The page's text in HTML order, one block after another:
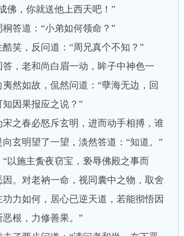
，你就送他上西天吧！”
道：“小弟如何领命？”
，反问道：“周兄真个不知？”
老和尚白眉一动，眸子中神色一
然如故，侃然问道：“孽海无边，回
因果报应之说？”
春必怒斥玄明，进而动手相搏，谁
玄明望了一望，淡然答道：“知道。”
施主夤夜窃宝，亵辱佛殿之事而
。对老衲一命，视同囊中之物，取舍
力如何，居心已逆天道，若能彻悟因
根，力修善果。”